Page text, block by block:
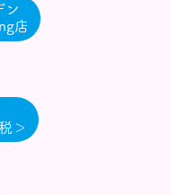
ン
店
＞